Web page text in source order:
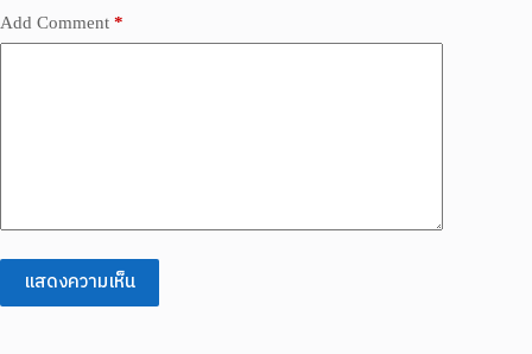
Add Comment *
แสดงความเห็น